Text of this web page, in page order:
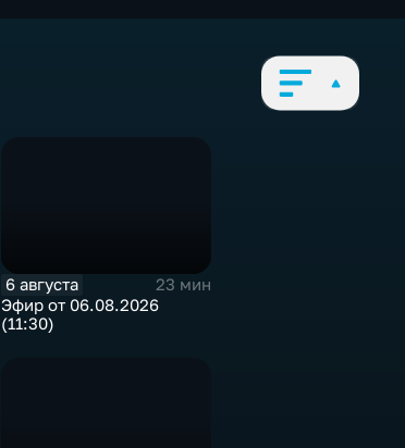
6 августа
23 мин
Эфир от 06.08.2026
(11:30)